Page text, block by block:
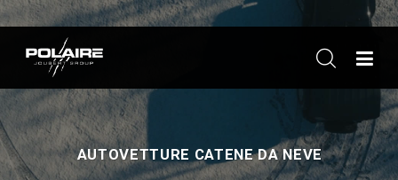
AUTOVETTURE CATENE DA NEVE